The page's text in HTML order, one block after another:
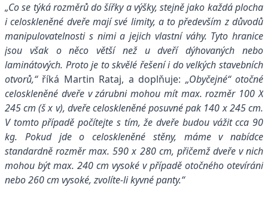
„Co se týká rozměrů do šířky a výšky, stejně jako každá plocha
i celoskleněné dveře mají své limity, a to především z důvodů
manipulovatelnosti s nimi a jejich vlastní váhy. Tyto hranice
jsou však o něco větší než u dveří dýhovaných nebo
laminátových. Proto je to skvělé řešení i do velkých stavebních
otvorů,“ říká Martin Rataj, a doplňuje: „Obyčejné“ otočné
celoskleněné dveře v zárubni mohou mít max. rozměr 100 X
245 cm (š x v), dveře celoskleněné posuvné pak 140 x 245 cm.
V tomto případě počítejte s tím, že dveře budou vážit cca 90
kg. Pokud jde o celoskleněné stěny, máme v nabídce
standardně rozměr max. 590 x 280 cm, přičemž dveře v nich
mohou být max. 240 cm vysoké v případě otočného otevírání
nebo 260 cm vysoké, zvolíte-li kyvné panty.“